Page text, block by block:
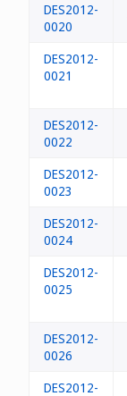
DES2012-
0020
DES2012-
0021
DES2012-
0022
DES2012-
0023
DES2012-
0024
DES2012-
0025
DES2012-
0026
DES2012-